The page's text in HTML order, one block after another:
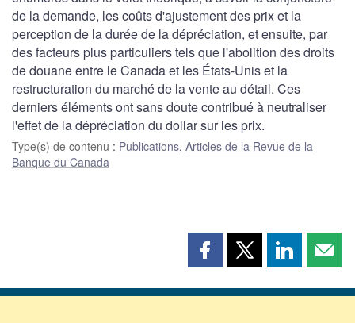
de la demande, les coûts d'ajustement des prix et la
perception de la durée de la dépréciation, et ensuite, par
des facteurs plus particuliers tels que l'abolition des droits
de douane entre le Canada et les États-Unis et la
restructuration du marché de la vente au détail. Ces
derniers éléments ont sans doute contribué à neutraliser
l'effet de la dépréciation du dollar sur les prix.
Type(s) de contenu : Publications, Articles de la Revue de la
Banque du Canada
Partager
page
Partager
page
Partager
page page